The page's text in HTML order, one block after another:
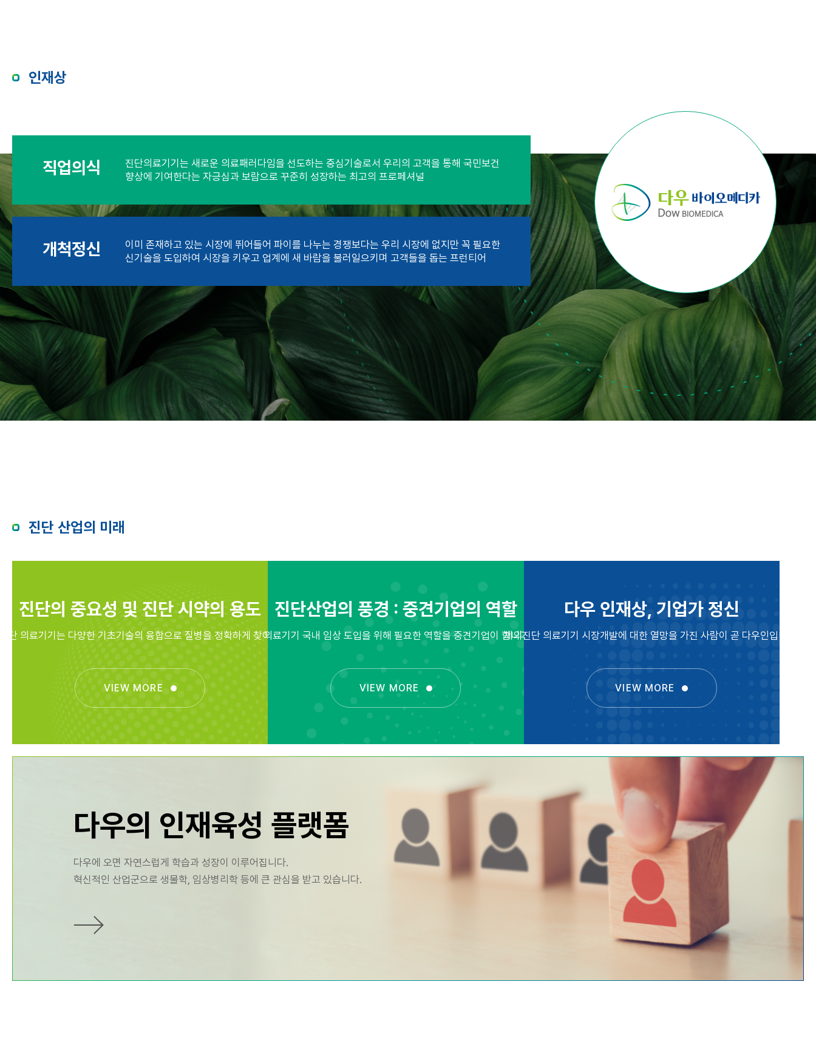
인재상
직업의식
진단의료기기는 새로운 의료패러다임을 선도하는 중심기술로서 우리의 고객을 통해 국민보건
향상에 기여한다는 자긍심과 보람으로 꾸준히 성장하는 최고의 프로페셔널
개척정신
이미 존재하고 있는 시장에 뛰어들어 파이를 나누는 경쟁보다는 우리 시장에 없지만 꼭 필요한
신기술을 도입하여 시장을 키우고 업계에 새 바람을 불러일으키며 고객들을 돕는 프런티어
진단 산업의 미래
진단의 중요성 및 진단 시약의 용도
단 의료기기는 다양한 기초기술의 융합으로질병을 정확하게 찾아냅니다
VIEW MORE
진단산업의 풍경 : 중견기업의 역할
의료기기 국내 임상 도입을 위해 필요한 역할을 중견기업이 합니다
VIEW MORE
다우 인재상, 기업가 정신
체외진단 의료기기 시장개발에 대한 열망을가진 사람이 곧 다우인입니다.
VIEW MORE
다우의 인재육성 플랫폼
다우에 오면 자연스럽게 학습과 성장이 이루어집니다.
혁신적인 산업군으로 생물학, 임상병리학 등에 큰 관심을 받고 있습니다.